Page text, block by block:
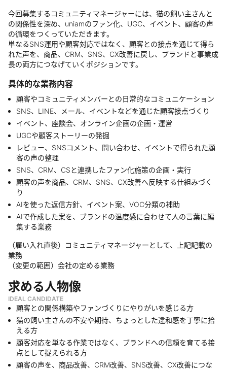
今回募集するコミュニティマネージャーには、猫の飼い主さんと
の関係性を深め、uniamのファン化、UGC、イベント、顧客の声
の循環をつくっていただきます。
単なるSNS運用や顧客対応ではなく、顧客との接点を通じて得ら
れた声を、商品、CRM、SNS、CX改善に戻し、ブランドと事業成
長の両方につなげていくポジションです。
具体的な業務内容
顧客やコミュニティメンバーとの日常的なコミュニケーション
SNS、LINE、メール、イベントなどを通じた顧客接点づくり
イベント、座談会、オンライン企画の企画・運営
UGCや顧客ストーリーの発掘
レビュー、SNSコメント、問い合わせ、イベントで得られた顧
客の声の整理
SNS、CRM、CSと連携したファン化施策の企画・実行
顧客の声を商品、CRM、SNS、CX改善へ反映する仕組みづく
り
AIを使った返信方針、イベント案、VOC分類の補助
AIで作成した案を、ブランドの温度感に合わせて人の言葉に編
集する業務
（雇い入れ直後）コミュニティマネージャーとして、上記記載の
業務
（変更の範囲）会社の定める業務
求める人物像
IDEAL CANDIDATE
顧客との関係構築やファンづくりにやりがいを感じる方
猫の飼い主さんの不安や期待、ちょっとした違和感を丁寧に拾
える方
顧客対応を単なる作業ではなく、ブランドへの信頼を育てる接
点として捉えられる方
顧客の声を、商品改善、CRM改善、SNS改善、CX改善につな